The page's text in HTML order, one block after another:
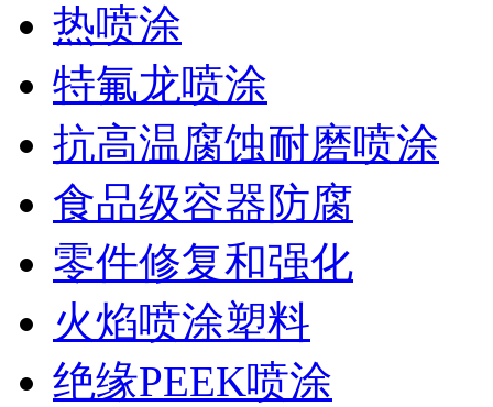
热喷涂
特氟龙喷涂
抗高温腐蚀耐磨喷涂
食品级容器防腐
零件修复和强化
火焰喷涂塑料
绝缘PEEK喷涂